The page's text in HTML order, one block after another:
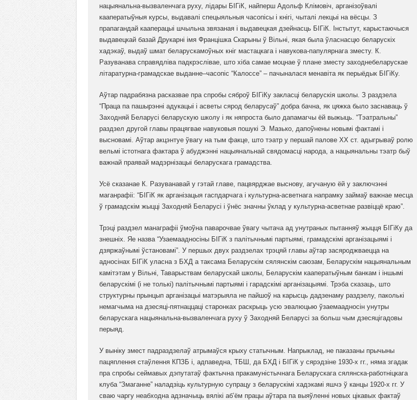
нацыянальна-вызваленчага руху, лідары БІГіК, найперш Адольф Клімовіч, арганізоўвалі
кааператыўныя курсы, выдавалі спецыяльныя часопісы і кнігі, чыталі лекцыі на вёсцы. З
прапагандай кааперацыі шчыльна звязаная і выдавецкая дзейнасць БІГіК. Інстытут, карыстаючыся
выдавецкай базай Друкарні імя Францішка Скарыны ў Вільні, якая была ўласнасцю беларускіх
хадэкаў, выдаў шмат беларускамоўных кніг мастацкага і навукова-папулярнага зместу. К.
Разуванава справядліва падкрэслівае, што хіба самае моцнае ў плане зместу заходнебеларускае
літаратурна-грамадскае выданне–часопіс “Калоссе” – пачыналася менавіта як перыёдык БІГіКу.
Аўтар падрабязна расказвае пра спробы сяброў БІГіКу закласці беларускія школы. З раздзела
“Праца па пашырэнні адукацыі і асветы сярод беларусаў” добра бачна, як цяжка было заснаваць ў
Заходняй Беларусі беларускую школу і як няпроста было дапамагчы ёй выжыць. “Тэатральны”
раздзел другой главы працягвае навуковыя пошукі Э. Мазько, дапоўнены новымі фактамі і
высновамі. Аўтар акцэнтуе ўвагу на тым факце, што тэатр у першай палове ХХ ст. адыгрываў ролю
вельмі істотнага фактара ў абуджэнні нацыянальнай свядомасці народа, а нацыянальны тэатр быў
важнай праявай мадэрнізацыі беларускага грамадства.
Усё сказанае К. Разуванавай у гэтай главе, пацвярджае выснову, агучаную ёй у заключэнні
маганрафіі: “БІГіК як арганізацыя гаспдарчага і культурна-асветнага напрамку займаў важнае месца
ў грамадскім жыцці Заходняй Беларусі і ўнёс значны ўклад у культурна-асветнае развіццё краю”.
Трэці раздзел манаграфіі ўмоўна паварочвае ўвагу чытача ад унутраных пытанняў жыцця БІГіКу да
знешніх. Яе назва “Узаемаадносіны БІГіК з палітычнымі партыямі, грамадскімі арганізацыямі і
дзяржаўнымі ўстановамі”. У першых двух раздзелах трэцяй главы аўтар засяроджваецца на
адносінах БІГіК уласна з БХД а таксама Беларускім сялянскім саюзам, Беларускім нацыянальным
камітэтам у Вільні, Таварыствам беларускай школы, Беларускім кааператыўным банкам і іншымі
беларускімі (і не толькі) палітычнымі партыямі і гарадскімі арганізацыямі. Трэба сказаць, што
структурны прынцып арганізацыі матэрыяла не пайшоў на карысць дадзенаму раздзелу, паколькі
немагчыма на дзесяці-пятнаццаці старонках раскрыць усю эвалюцыю ўзаемаадносін унутры
беларускага нацыянальна-вызваленчага руху ў Заходняй Беларусі за больш чым дзесяцігадовы
перыяд.
У выніку змест падраздзелаў атрымаўся крыху статычным. Напрыклад, не паказаны прычыны
пацяплення стаўлення КПЗБ і, адпаведна, ТБШ, да БХД і БІГіК у сярэдзіне 1930-х гг., няма згадак
пра спробы сеймавых дэпутатаў фактычна пракамуністычнага Беларускага сялянска-работніцкага
клуба “Змаганне” наладзіць культурную супрацу з беларускімі хадэкамі яшчэ ў канцы 1920-х гг. У
сваю чаргу неабходна адзначыць вялікі аб’ём працы аўтара па выяўленні новых цікавых фактаў